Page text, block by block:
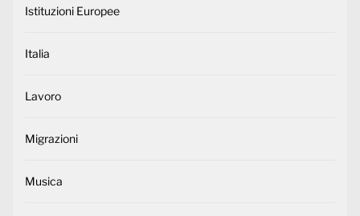
Istituzioni Europee
Italia
Lavoro
Migrazioni
Musica